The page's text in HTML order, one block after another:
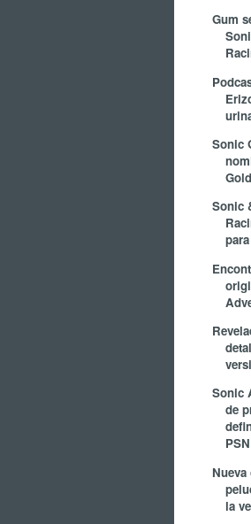
Gum
Sonic
Sonic
Sonic
de
PSN
la